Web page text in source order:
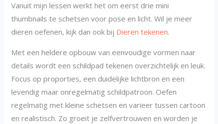
Vanuit mijn lessen werkt het om eerst drie mini
thumbnails te schetsen voor pose en licht. Wil je meer
dieren oefenen, kijk dan ook bij Dieren tekenen.
Met een heldere opbouw van eenvoudige vormen naar
details wordt een schildpad tekenen overzichtelijk en leuk.
Focus op proporties, een duidelijke lichtbron en een
levendig maar onregelmatig schildpatroon. Oefen
regelmatig met kleine schetsen en varieer tussen cartoon
en realistisch. Zo groeit je zelfvertrouwen en worden je